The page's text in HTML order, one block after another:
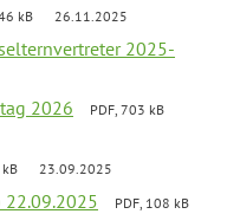
kB 26.11.2025
2025-
2026
PDF, 703 kB
23.09.2025
22.09.2025
PDF, 108 kB